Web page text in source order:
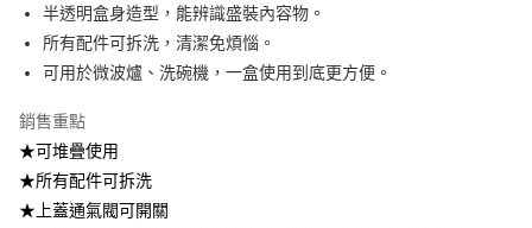
用戶於交易時，得透過本服務購買商品或服務，並由商店將買賣／分期付款
買賣價金債權讓與本公司後，依約使用本公司帳單繳交帳款。
2.基於同意付款使用「大哥付你分期」之契約關係目的，商店將以您的個人
資料（包含姓名、電話或地址）提供予台灣大哥大進項蒐集、處理及利用，
3.完整用戶服務條款，請詳閱以下連結：
每筆NT$100，滿NT$499(含以上)免運費
宅配【父親節大回饋】限時$299免運
半透明盒身造型，能辨識盛裝內容物。
所有配件可拆洗，清潔免煩惱。
可用於微波爐、洗碗機，一盒使用到底更方便。
銷售重點
★可堆疊使用
★所有配件可拆洗
★上蓋通氣閥可開關